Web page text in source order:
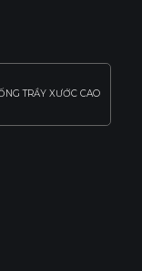
TRẦY XƯỚC CAO